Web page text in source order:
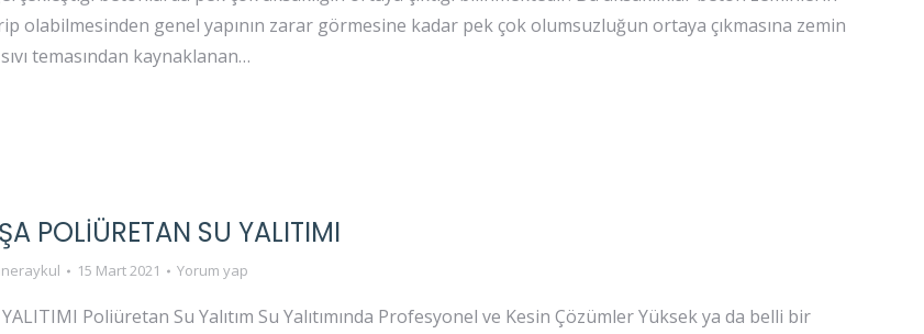
olabilmesinden genel yapının zarar görmesine kadar pek çok olumsuzluğun ortaya çıkmasına zemin
temasından kaynaklanan…
POLIÜRETAN SU YALITIMI
15 Mart 2021 Yorum yap
Poliüretan Su Yalıtım Su Yalıtımında Profesyonel ve Kesin Çözümler Yüksek ya da belli bir